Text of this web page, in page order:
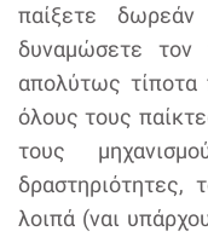
παίξετε
δυναμώσετε τον
απολύτως τίποτα
όλους τους
τους
λοιπά (ναι